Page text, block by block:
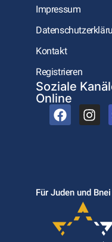
Impressum
Kontakt
Registrieren
Soziale
Online
Für Juden und